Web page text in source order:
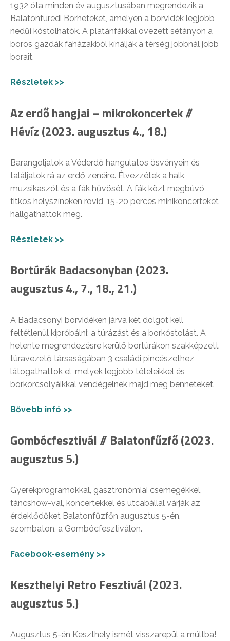
1932 óta minden év augusztusában megrendezik a
Balatonfüredi Borheteket, amelyen a borvidék legjobb
nedűi kóstolhatók. A platánfákkal övezett sétányon a
boros gazdák faházakból kínálják a térség jobbnál jobb
borait.
Részletek >>
Az erdő hangjai – mikrokoncertek //
Hévíz (2023. augusztus 4., 18.)
Barangoljatok a Véderdő hangulatos ösvényein és
találjatok rá az erdő zenéire. Élvezzétek a halk
muzsikaszót és a fák hűvösét. A fák közt megbúvó
titkos helyszíneken rövid, 15-20 perces minikoncerteket
hallgathattok meg.
Részletek >>
Bortúrák Badacsonyban (2023.
augusztus 4., 7., 18., 21.)
A Badacsonyi borvidéken járva két dolgot kell
feltétlenül kipróbálni: a túrázást és a borkóstolást. A
hetente megrendezésre kerülő bortúrákon szakképzett
túravezető társaságában 3 családi pincészethez
látogathattok el, melyek legjobb tételeikkel és
borkorcsolyáikkal vendégelnek majd meg benneteket.
Bővebb infó >>
Gombócfesztivál // Balatonfűzfő (2023.
augusztus 5.)
Gyerekprogramokkal, gasztronómiai csemegékkel,
táncshow-val, koncertekkel és utcabállal várják az
érdeklődőket Balatonfűzfőn augusztus 5-én,
szombaton, a Gombócfesztiválon.
Facebook-esemény >>
Keszthelyi Retro Fesztivál (2023.
augusztus 5.)
Augusztus 5-én Keszthely ismét visszarepül a múltba!